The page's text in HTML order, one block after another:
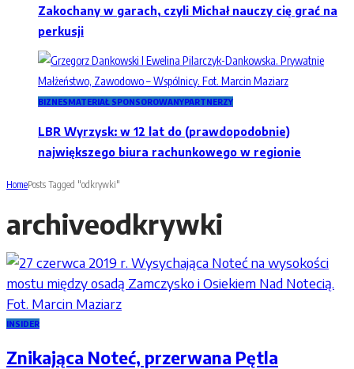
Zakochany w garach, czyli Michał nauczy cię grać na
perkusji
BIZNESMATERIAŁ SPONSOROWANYPARTNERZY
LBR Wyrzysk: w 12 lat do (prawdopodobnie)
największego biura rachunkowego w regionie
HomePosts Tagged "odkrywki"
archiveodkrywki
INSIDER
Znikająca Noteć, przerwana Pętla